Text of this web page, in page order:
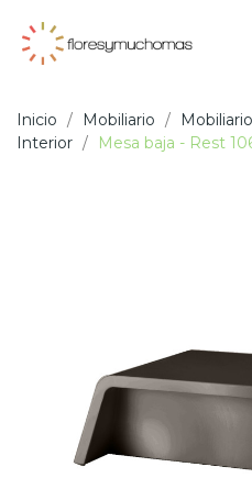
Inicio Mobiliario
Interior
Mesa baja - Rest